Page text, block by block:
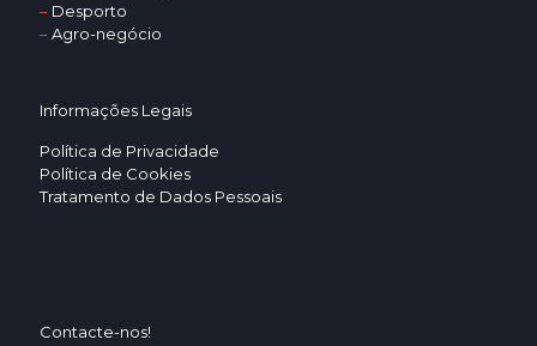
– Desporto
–Agro-negócio
Informações Legais
Política de Privacidade
Política de Cookies
Tratamento de Dados Pessoais
Contacte-nos!